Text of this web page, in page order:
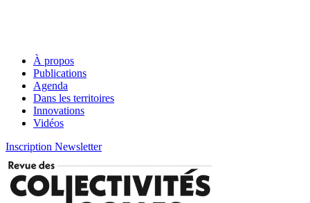
À propos
Publications
Agenda
Dans les territoires
Innovations
Vidéos
Inscription Newsletter